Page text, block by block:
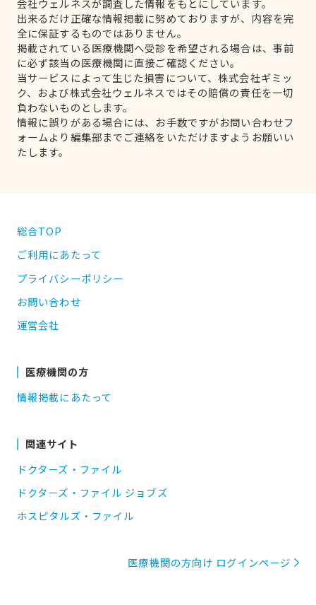
会社ウェルネスが調査した情報をもとにしています。
出来るだけ正確な情報掲載に努めておりますが、内容を完
全に保証するものではありません。
掲載されている医療機関へ受診を希望される場合は、事前
に必ず該当の医療機関に直接ご確認ください。
当サービスによって生じた損害について、株式会社ギミッ
ク、および株式会社ウェルネスではその賠償の責任を一切
負わないものとします。
情報に誤りがある場合には、お手数ですがお問い合わせフ
ォームより編集部までご連絡をいただけますようお願いい
たします。
総合TOP
ご利用にあたって
プライバシーポリシー
お問い合わせ
運営会社
医療機関の方
情報掲載にあたって
関連サイト
ドクターズ・ファイル
ドクターズ・ファイル ジョブズ
ホスピタルズ・ファイル
医療機関の方向け ログインページ